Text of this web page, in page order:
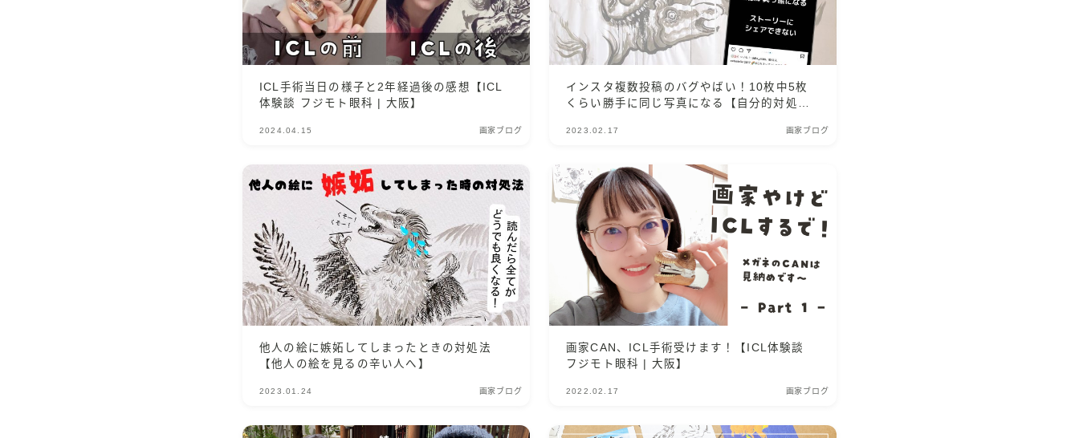
ICL手術当日の様子と2年経過後の感想【ICL
体験談 フジモト眼科 | 大阪】
2024.04.15 画家ブログ
インスタ複数投稿のバグやばい！10枚中5枚
くらい勝手に同じ写真になる【自分的対処
2023.02.17 画家ブログ
他人の絵に嫉妬してしまったときの対処法
【他人の絵を見るの辛い人へ】
2023.01.24 画家ブログ
画家CAN、ICL手術受けます！【ICL体験談
フジモト眼科 | 大阪】
2022.02.17 画家ブログ